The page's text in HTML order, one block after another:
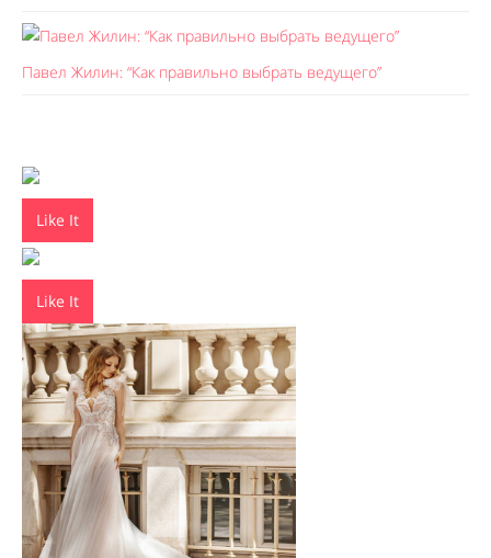
Павел Жилин: “Как правильно выбрать ведущего”
Like It
Like It